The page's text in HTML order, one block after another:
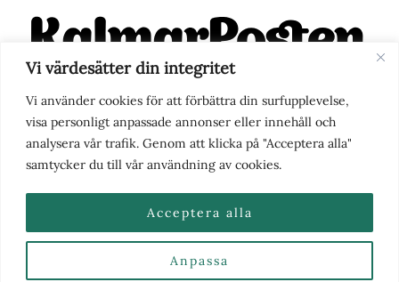
Vi värdesätter din integritet
Vi använder cookies för att förbättra din surfupplevelse,
visa personligt anpassade annonser eller innehåll och
analysera vår trafik. Genom att klicka på "Acceptera alla"
samtycker du till vår användning av cookies.
Anpassa
Acceptera alla
KalmarPosten är en modern lokalnyhetstidning på nätet. Med
fokus på Kalmarregionen, men också med blick för det större
perspektivet, vill vi vara din självklara kanal för nyheter,
berättelser och engagemang. KalmarPosten grundades 1988 och
fick nya ägare 2025.
Nyhetstips eller frågor?Kontakta oss